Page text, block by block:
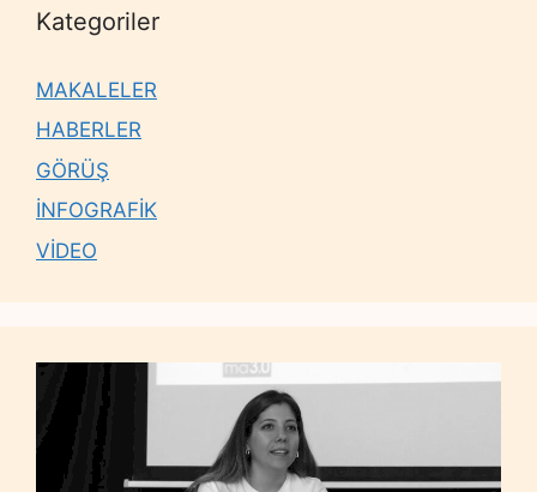
Kategoriler
MAKALELER
HABERLER
GÖRÜŞ
İNFOGRAFİK
VİDEO